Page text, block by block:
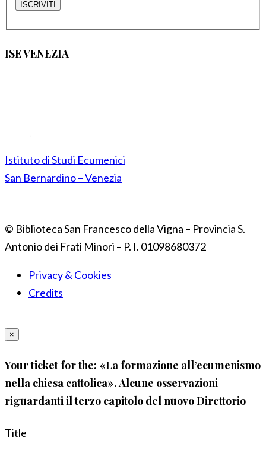
ISE VENEZIA
Istituto di Studi Ecumenici
San Bernardino – Venezia
© Biblioteca San Francesco della Vigna – Provincia S.
Antonio dei Frati Minori – P. I. 01098680372
Privacy & Cookies
Credits
×
Your ticket for the: «La formazione all’ecumenismo
nella chiesa cattolica». Alcune osservazioni
riguardanti il terzo capitolo del nuovo Direttorio
Title